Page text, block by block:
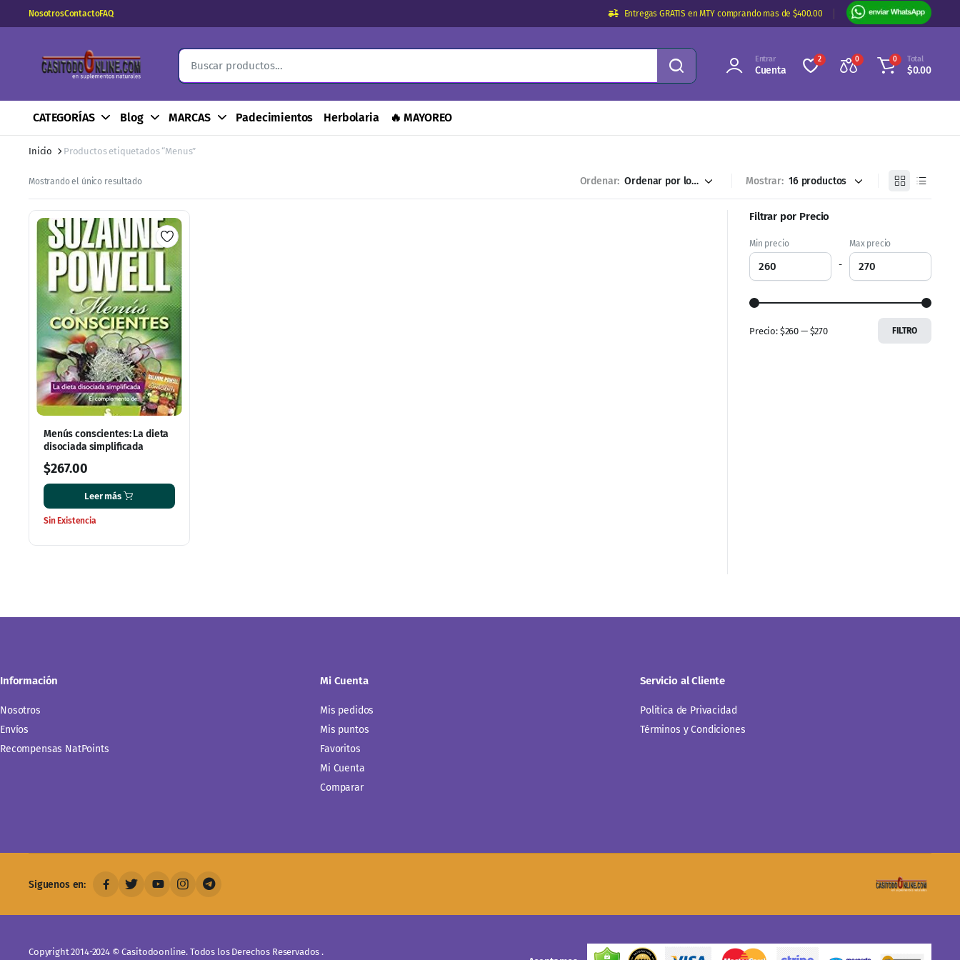
NosotrosContactoFAQ Entregas GRATIS en MTY comprando mas de $400.00
Entrar
Cuenta
2 0 0 Total
$0.00
CATEGORÍAS Blog MARCAS Padecimientos Herbolaria 🔥 MAYOREO
Inicio Productos etiquetados “Menus”
Mostrando el único resultado Ordenar: Mostrar:
Menús conscientes: La dieta
disociada simplificada
$267.00
Leer más
Sin Existencia
Filtrar por Precio
Min precio
-
Max precio
FILTRO
Precio: $260 — $270
Información
Nosotros
Envíos
Recompensas NatPoints
Mi Cuenta
Mis pedidos
Mis puntos
Favoritos
Mi Cuenta
Comparar
Servicio al Cliente
Politica de Privacidad
Términos y Condiciones
Siguenos en:
Copyright 2014-2024 © Casitodoonline. Todos los Derechos Reservados .